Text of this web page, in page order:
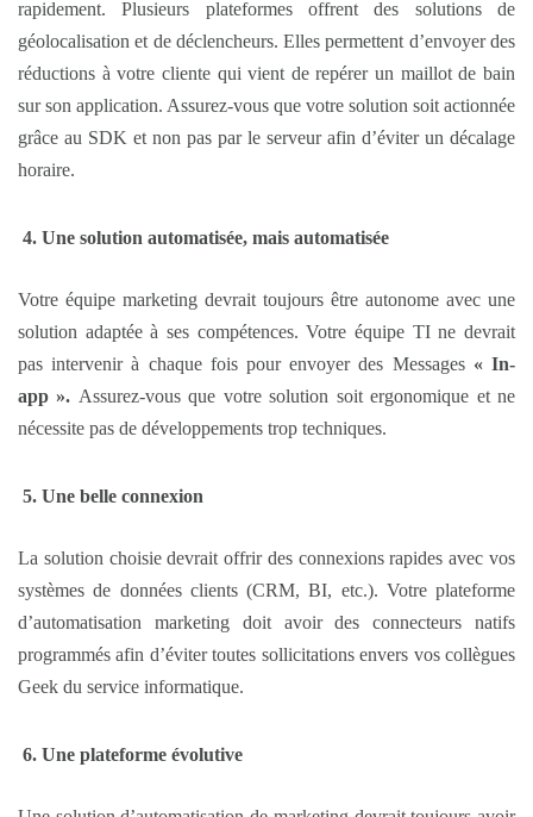
rapidement. Plusieurs plateformes offrent des solutions de
géolocalisation et de déclencheurs. Elles permettent d’envoyer des
réductions à votre cliente qui vient de repérer un maillot de bain
sur son application. Assurez-vous que votre solution soit actionnée
grâce au SDK et non pas par le serveur afin d’éviter un décalage
horaire.
Une solution automatisée, mais automatisée
Votre équipe marketing devrait toujours être autonome avec une
solution adaptée à ses compétences. Votre équipe TI ne devrait
pas intervenir à chaque fois pour envoyer des Messages « In-
app ». Assurez-vous que votre solution soit ergonomique et ne
nécessite pas de développements trop techniques.
Une belle connexion
La solution choisie devrait offrir des connexions rapides avec vos
systèmes de données clients (CRM, BI, etc.). Votre plateforme
d’automatisation marketing doit avoir des connecteurs natifs
programmés afin d’éviter toutes sollicitations envers vos collègues
Geek du service informatique.
Une plateforme évolutive